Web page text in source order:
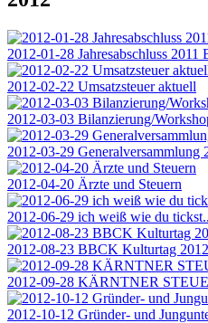
2012-01-28 Jahresabschluss
2012-02-22 Umsatzsteuer aktuell
2012-03-03 Bilanzierung/
2012-03-29 Generalversammlung
2012-04-20 Ärzte und Steuern
2012-06-29 ich weiß wie du
2012-08-23 BBCK Kulturtag 2012
2012-09-28 KÄRNTNER
2012-10-12 Gründer- und